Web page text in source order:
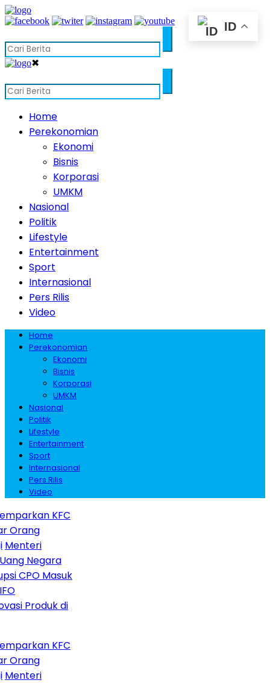
✖
Home
Perekonomian
Ekonomi
Bisnis
Korporasi
UMKM
Nasional
Politik
Lifestyle
Entertainment
Sport
Internasional
Pers Rilis
Video
Home
Perekonomian
Ekonomi
Bisnis
Korporasi
UMKM
Nasional
Politik
Lifestyle
Entertainment
Sport
Internasional
Pers Rilis
Video
KFC
Orang
Negara
CPO Masuk
Produk di
KFC
Orang
ID